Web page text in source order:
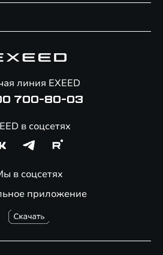
приложение
линия EXEED
700-80-03
в соцсетях
в соцсетях